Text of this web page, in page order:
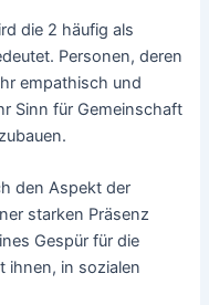
die 2 häufig als
Personen, deren
empathisch und
Sinn für Gemeinschaft
den Aspekt der
starken Präsenz
Gespür für die
ihnen, in sozialen